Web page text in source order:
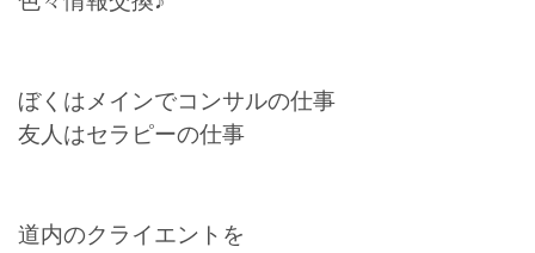
ぼくはメインでコンサルの仕事
友人はセラピーの仕事
道内のクライエントを